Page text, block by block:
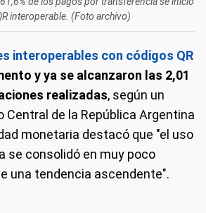
interoperable. (Foto archivo)
interoperables con códigos QR
y ya se alcanzaron las 2,01
realizadas, según un
Central de la República Argentina
monetaria destacó que "el uso
se consolidó en muy poco
una tendencia ascendente".